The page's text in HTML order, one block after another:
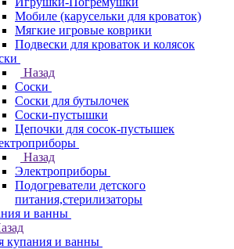
Мобиле (карусельки для кроваток)
Мягкие игровые коврики
Подвески для кроваток и колясок
Назад
Соски
Соски для бутылочек
Соски-пустышки
Цепочки для сосок-пустышек
Назад
Электроприборы
Подогреватели детского
питания,стерилизаторы
и ванны
купания и ванны